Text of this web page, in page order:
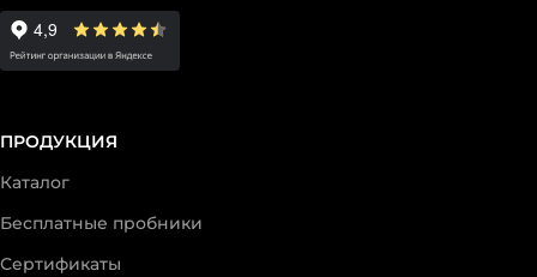
ПРОДУКЦИЯ
Каталог
Бесплатные пробники
Сертификаты